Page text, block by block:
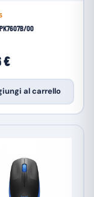
00
€
al carrello